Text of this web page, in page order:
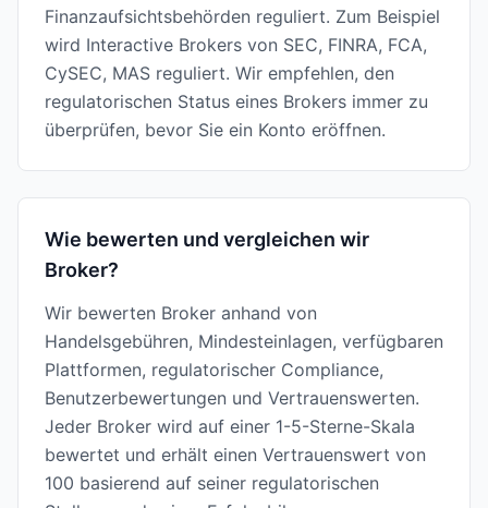
Finanzaufsichtsbehörden reguliert. Zum Beispiel
wird Interactive Brokers von SEC, FINRA, FCA,
CySEC, MAS reguliert. Wir empfehlen, den
regulatorischen Status eines Brokers immer zu
überprüfen, bevor Sie ein Konto eröffnen.
Wie bewerten und vergleichen wir
Broker?
Wir bewerten Broker anhand von
Handelsgebühren, Mindesteinlagen, verfügbaren
Plattformen, regulatorischer Compliance,
Benutzerbewertungen und Vertrauenswerten.
Jeder Broker wird auf einer 1-5-Sterne-Skala
bewertet und erhält einen Vertrauenswert von
100 basierend auf seiner regulatorischen